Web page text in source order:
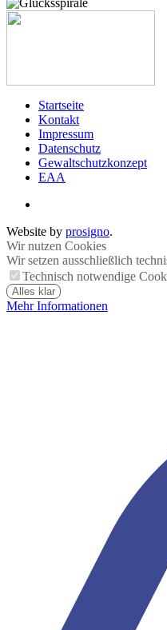
Startseite
Kontakt
Impressum
Datenschutz
Gewaltschutzkonzept
EAA
Website by prosigno.
Wir nutzen Cookies
Wir setzen ausschließlich
Technisch notwendige
Alles klar
Mehr Informationen